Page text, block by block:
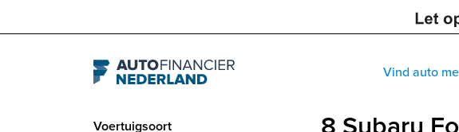
Navigation Vind auto
Voertuigsoort